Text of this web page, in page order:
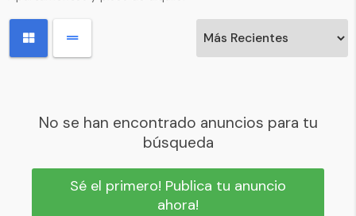
No se han encontrado anuncios para tu
búsqueda
Sé el primero! Publica tu anuncio
ahora!